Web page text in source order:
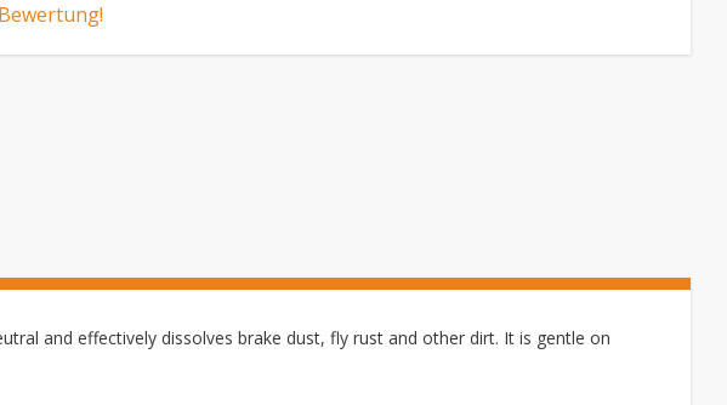
and effectively dissolves brake dust, fly rust and other dirt. It is gentle on